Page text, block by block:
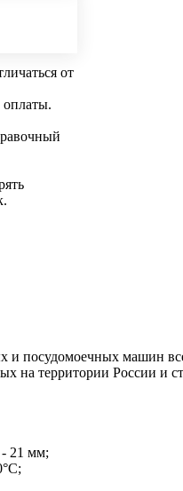
от
оплаты.
и посудомоечных машин
на территории России и
21 мм;